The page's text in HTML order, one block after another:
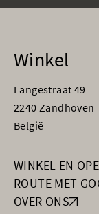
Winkel
Langestraat 49
2240 Zandhoven
België
WINKEL EN
ROUTE MET
OVER ONS